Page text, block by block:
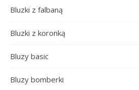
Bluzki z falbaną
Bluzki z koronką
Bluzy basic
Bluzy bomberki